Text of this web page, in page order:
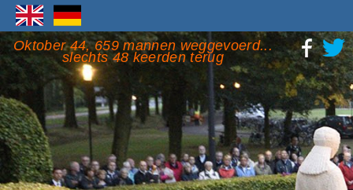
Oktober 44, 659 mannen weggevoerd...
slechts 48 keerden terug